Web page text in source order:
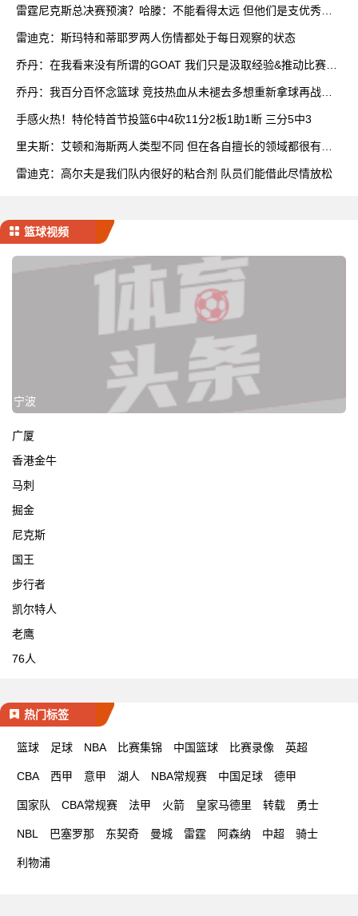
雷霆尼克斯总决赛预演？哈滕：不能看得太远 但他们是支优秀球
雷迪克：斯玛特和蒂耶罗两人伤情都处于每日观察的状态
乔丹：在我看来没有所谓的GOAT 我们只是汲取经验&推动比赛发
乔丹：我百分百怀念篮球 竞技热血从未褪去多想重新拿球再战一
手感火热！特伦特首节投篮6中4砍11分2板1助1断 三分5中3
里夫斯：艾顿和海斯两人类型不同 但在各自擅长的领域都很有效
雷迪克：高尔夫是我们队内很好的粘合剂 队员们能借此尽情放松
篮球视频
宁波
广厦
香港金牛
马刺
掘金
尼克斯
国王
步行者
凯尔特人
老鹰
76人
热门标签
篮球 足球 NBA 比赛集锦 中国篮球 比赛录像 英超
CBA 西甲 意甲 湖人 NBA常规赛 中国足球 德甲
国家队 CBA常规赛 法甲 火箭 皇家马德里 转载 勇士
NBL 巴塞罗那 东契奇 曼城 雷霆 阿森纳 中超 骑士
利物浦